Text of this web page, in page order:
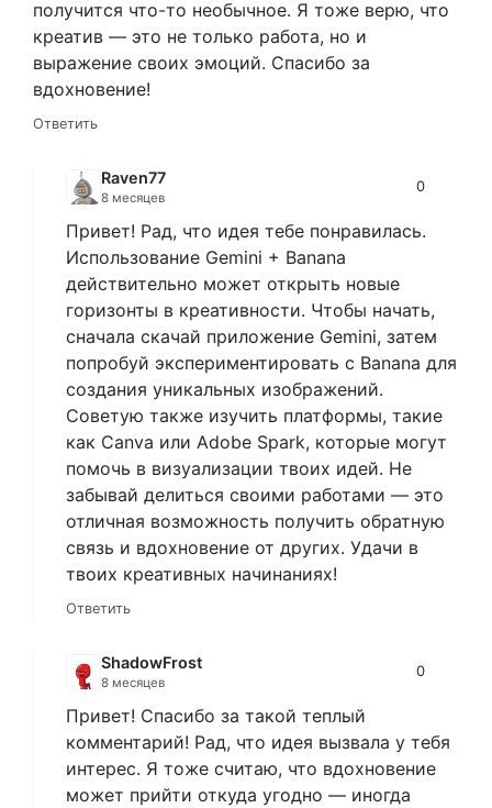
получится что-то необычное. Я тоже верю, что
креатив — это не только работа, но и
выражение своих эмоций. Спасибо за
вдохновение!
Ответить
Raven77
8 месяцев
0
Привет! Рад, что идея тебе понравилась.
Использование Gemini + Banana
действительно может открыть новые
горизонты в креативности. Чтобы начать,
сначала скачай приложение Gemini, затем
попробуй экспериментировать с Banana для
создания уникальных изображений.
Советую также изучить платформы, такие
как Canva или Adobe Spark, которые могут
помочь в визуализации твоих идей. Не
забывай делиться своими работами — это
отличная возможность получить обратную
связь и вдохновение от других. Удачи в
твоих креативных начинаниях!
Ответить
ShadowFrost
8 месяцев
0
Привет! Спасибо за такой теплый
комментарий! Рад, что идея вызвала у тебя
интерес. Я тоже считаю, что вдохновение
может прийти откуда угодно — иногда